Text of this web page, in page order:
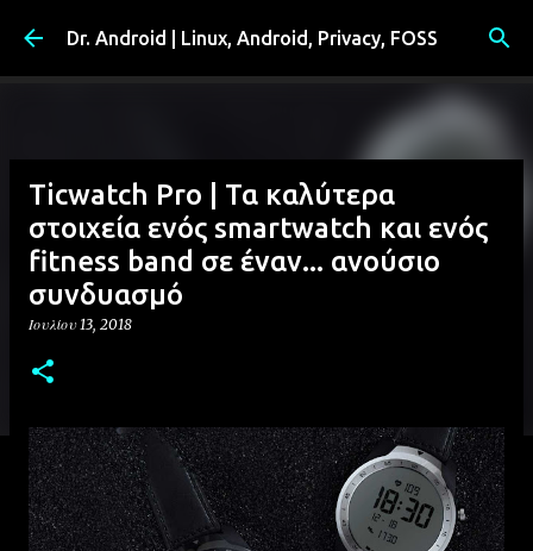
Μετάβαση στο κύριο περιεχόμενο
Dr. Android | Linux, Android, Privacy, FOSS
Ticwatch Pro | Τα καλύτερα
στοιχεία ενός smartwatch και ενός
fitness band σε έναν... ανούσιο
συνδυασμό
Ιουλίου 13, 2018